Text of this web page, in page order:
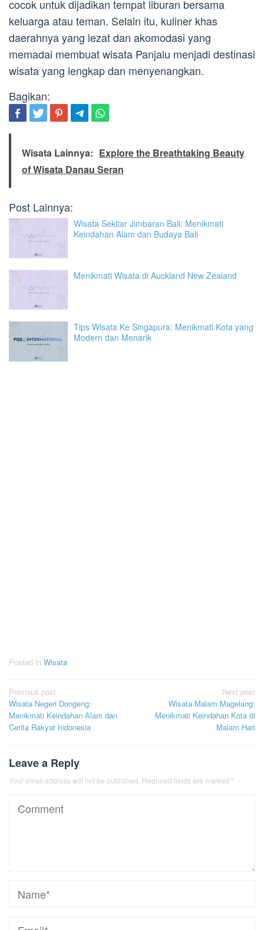
cocok untuk dijadikan tempat liburan bersama
keluarga atau teman. Selain itu, kuliner khas
daerahnya yang lezat dan akomodasi yang
memadai membuat wisata Panjalu menjadi destinasi
wisata yang lengkap dan menyenangkan.
Bagikan:
Wisata Lainnya: Explore the Breathtaking Beauty
of Wisata Danau Seran
Post Lainnya:
Wisata Sekitar Jimbaran Bali: Menikmati
Keindahan Alam dan Budaya Bali
Menikmati Wisata di Auckland New Zealand
Tips Wisata Ke Singapura: Menikmati Kota yang
Modern dan Menarik
Posted in Wisata
Post
navigation
Previous post
Wisata Negeri Dongeng:
Menikmati Keindahan Alam dan
Cerita Rakyat Indonesia
Next post
Wisata Malam Magelang:
Menikmati Keindahan Kota di
Malam Hari
Leave a Reply
Your email address will not be published. Required fields are marked *